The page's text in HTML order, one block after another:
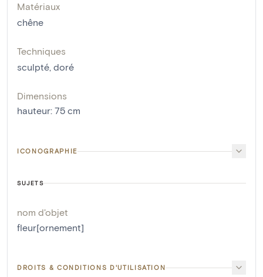
Matériaux
chêne
Techniques
sculpté, doré
Dimensions
hauteur: 75 cm
ICONOGRAPHIE
SUJETS
nom d'objet
fleur[ornement]
DROITS & CONDITIONS D'UTILISATION